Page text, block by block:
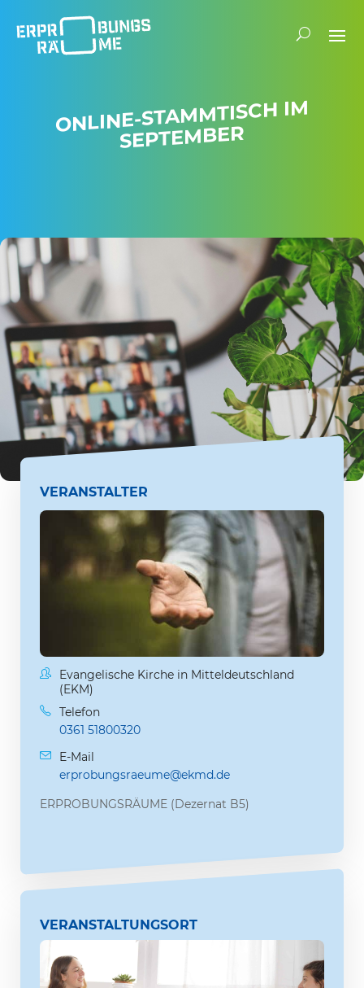
ONLINE-STAMM­TISCH IM
SEPTEMBER
VERANSTALTER
Evangelische Kirche in Mitteldeutschland
(EKM)
Telefon
0361 51800320
E-Mail
erprobungsraeume@ekmd.de
ERPROBUNGSRÄUME (Dezernat B5)
VERANSTALTUNGSORT